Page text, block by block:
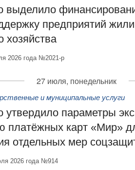
выделило
предприятий
хозяйства
2026 года №2021-р
27 июля, понедельник
и муниципальные услуги
утвердило параметры
платёжных карт «Мир»
отдельных мер
2026 года №914